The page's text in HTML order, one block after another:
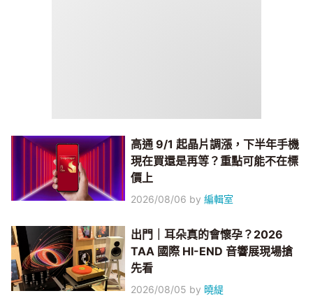
高通 9/1 起晶片調漲，下半年手機
現在買還是再等？重點可能不在標
價上
2026/08/06 by編輯室
出門｜耳朵真的會懷孕？2026
TAA 國際 HI-END 音響展現場搶
先看
2026/08/05 by 曉緹